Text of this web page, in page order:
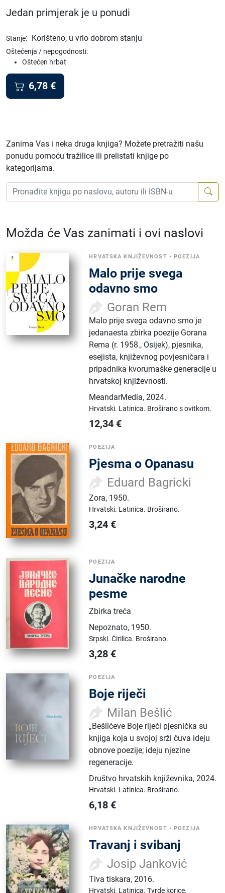
Jedan primjerak je u ponudi
Stanje: Korišteno, u vrlo dobrom stanju
Oštećenja / nepogodnosti:
Oštećen hrbat
6,78 €
Zanima Vas i neka druga knjiga? Možete pretražiti našu
ponudu pomoću tražilice ili prelistati knjige po
kategorijama.
Možda će Vas zanimati i ovi naslovi
HRVATSKA KNJIŽEVNOST •POEZIJA
Malo prije svega
odavno smo
Goran Rem
Malo prije svega odavno smo je
jedanaesta zbirka poezije Gorana
Rema (r. 1958., Osijek), pjesnika,
esejista, književnog povjesničara i
pripadnika kvorumaške generacije u
hrvatskoj književnosti.
MeandarMedia,2024.
Hrvatski. Latinica. Broširano s ovitkom.
12,34 €
POEZIJA
Pjesma o Opanasu
Eduard Bagricki
Zora, 1950.
Hrvatski. Latinica. Broširano.
3,24 €
POEZIJA
Junačke narodne
pesme
Zbirka treća
Nepoznato, 1950.
Srpski.Ćirilica. Broširano.
3,28 €
POEZIJA
Boje riječi
Milan Bešlić
„Bešlićeve Boje riječi pjesnička su
knjiga koja u svojoj srži čuva ideju
obnove poezije; ideju njezine
regeneracije.
Društvo hrvatskih književnika,2024.
Hrvatski. Latinica. Broširano.
6,18 €
HRVATSKA KNJIŽEVNOST •POEZIJA
Travanj i svibanj
Josip Janković
Tiva tiskara,2016.
Hrvatski. Latinica.Tvrde korice.